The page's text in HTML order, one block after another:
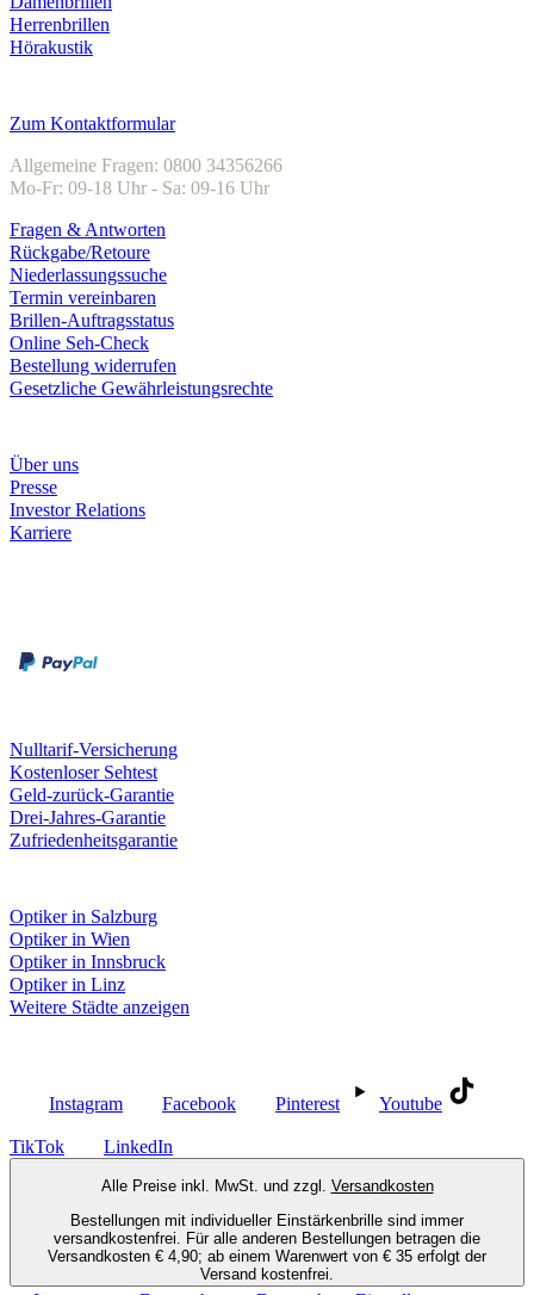
Herrenbrillen
Hörakustik
Zum Kontaktformular
Allgemeine Fragen: 0800 34356266
Mo-Fr: 09-18 Uhr - Sa: 09-16 Uhr
Fragen & Antworten
Rückgabe/Retoure
Niederlassungssuche
Termin vereinbaren
Brillen-Auftragsstatus
Online Seh-Check
Bestellung widerrufen
Gesetzliche Gewährleistungsrechte
Über uns
Presse
Investor Relations
Karriere
Nulltarif-Versicherung
Kostenloser Sehtest
Geld-zurück-Garantie
Drei-Jahres-Garantie
Zufriedenheitsgarantie
Optiker in Salzburg
Optiker in Wien
Optiker in Innsbruck
Optiker in Linz
Weitere Städte anzeigen
Instagram Facebook Pinterest Youtube
TikTok LinkedIn
Alle Preise inkl. MwSt. und zzgl. Versandkosten
Bestellungen mit individueller Einstärkenbrille sind immer
versandkostenfrei. Für alle anderen Bestellungen betragen die
Versandkosten € 4,90; ab einem Warenwert von € 35 erfolgt der
Versand kostenfrei.